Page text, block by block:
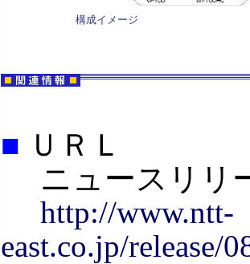
構成イメージ
■ ＵＲＬ
ニュースリリ
http://www.ntt-
east.co.jp/release/